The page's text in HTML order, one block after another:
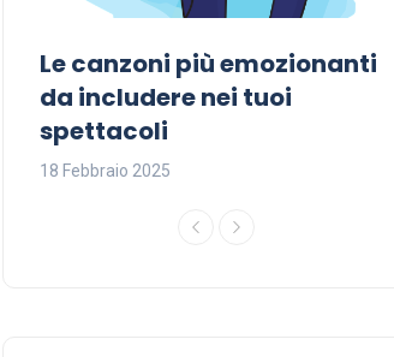
Le canzoni più emozionanti
da includere nei tuoi
spettacoli
18 Febbraio 2025